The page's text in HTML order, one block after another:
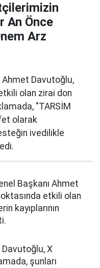
An Önce
Arz
Ahmet Davutoğlu,
olan zirai don
"TARSİM
olarak
ivedilikle
Başkanı Ahmet
etkili olan
kayıplarının
X
şunları